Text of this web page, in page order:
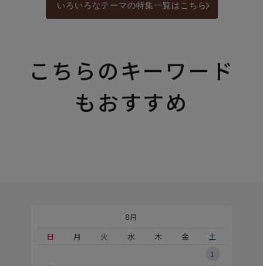
いろいろなテーマの特集一覧はこちら
こちらのキーワード
もおすすめ
8月
日
月 火 水 木 金
土
1